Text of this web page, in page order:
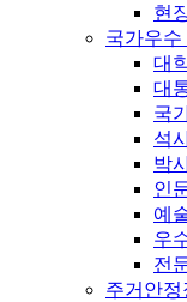
현
국가우수
대
대
국
석
박
인
예
우
전
주거안정